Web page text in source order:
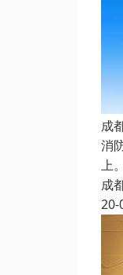
成
消
上
成
20-